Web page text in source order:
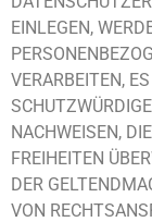
EINLEGEN,
VERARBEITEN,
NACHWEISEN,
FREIHEITEN
DER
VON